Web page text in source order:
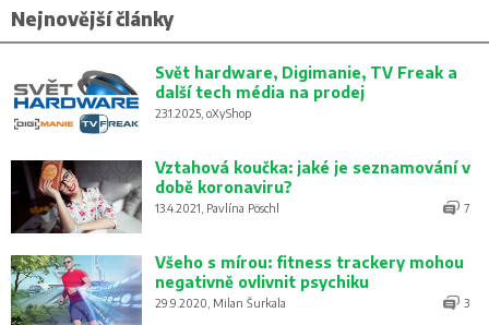
Nejnovější články
Svět hardware, Digimanie, TV Freak a
další tech média na prodej
23.1.2025, oXyShop
Vztahová koučka: jaké je seznamování v
době koronaviru?
13.4.2021, Pavlína Pöschl 7
Všeho s mírou: fitness trackery mohou
negativně ovlivnit psychiku
29.9.2020, Milan Šurkala 3